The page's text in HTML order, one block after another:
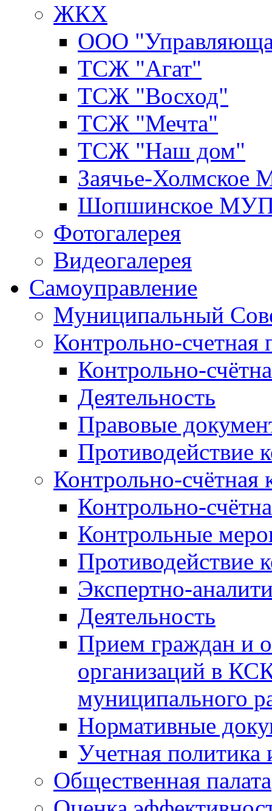
ЖКХ
ООО
ТСЖ "Агат"
ТСЖ "Восход"
ТСЖ "Мечта"
ТСЖ "Наш дом"
Заячье-
Шопшинское
Фотогалерея
Видеогалерея
Самоуправление
Муниципальный
Контрольно-счетная
Контрольно-
Деятельность
Правовые
Противодействие
Контрольно-счётная
Контрольно-
Контрольные
Противодействие
Экспертно-
Деятельность
Прием граждан и
организаций в
муниципального
Нормативные
Учетная политика
Общественная палата